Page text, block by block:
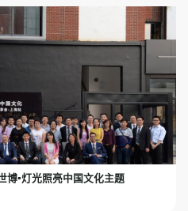
博▪灯光照亮中国文化主题